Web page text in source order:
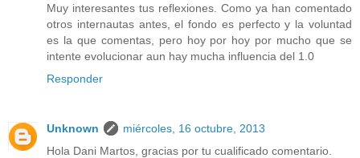
Muy interesantes tus reflexiones. Como ya han comentado
otros internautas antes, el fondo es perfecto y la voluntad
es la que comentas, pero hoy por hoy por mucho que se
intente evolucionar aun hay mucha influencia del 1.0
Responder
Unknown
miércoles, 16 octubre, 2013
Hola Dani Martos, gracias por tu cualificado comentario.